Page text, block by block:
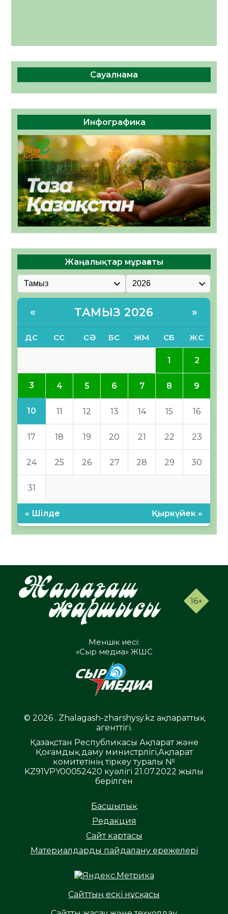
Сауалнама
Инфографика
Жаңалықтар мұрағаты
« ТАМЫЗ 2026 »
ДС СС СӘ БС ЖМ СБ ЖС
1 2
3 4 5 6 7 8 9
10 11 12 13 14 15 16
17 18 19 20 21 22 23
24 25 26 27 28 29 30
31
« Шілде Қыркүйек »
16+
Меншік иесі:
«Сыр медиа» ЖШС
© 2026 . Zhalagash-zharshysy.kz ақпараттық
агенттігі.
Қазақстан Республикасы Ақпарат және
Қоғамдық даму министрлігі,Ақпарат
комитетінің тіркеу туралы №
KZ91VPY00052420 куәлігі 21.07.2022 жылы
берілген
Басшылық
Редакция
Сайт картасы
Материалдарды пайдалану ережелері
Сайттың ескі нұсқасы